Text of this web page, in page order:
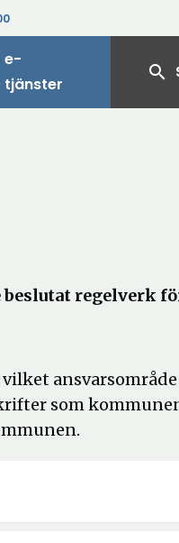
e-
tjänster
search
regelverk
ansvarsområde
som